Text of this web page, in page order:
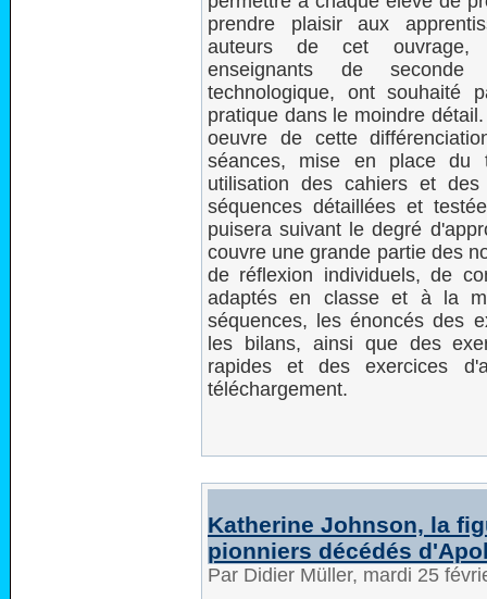
prendre plaisir aux
auteurs de cet ouvrage,
enseignants de seconde
technologique, ont souhaité
pratique dans le moindre
oeuvre de cette
séances, mise en place du
utilisation des cahiers et
séquences détaillées et
puisera suivant le degré
couvre une grande partie des
de réflexion individuels, de
adaptés en classe et à la
séquences, les énoncés des
les bilans, ainsi que des
rapides et des exercices
téléchargement.
Katherine Johnson, la
pionniers décédés
Par Didier Müller, mardi 25